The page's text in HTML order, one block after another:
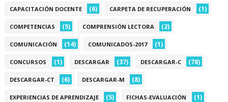
CAPACITACIÓN DOCENTE (6) CARPETA DE RECUPERACIÓN (1)
COMPETENCIAS (5) COMPRENSIÓN LECTORA (2)
COMUNICACIÓN (14) COMUNICADOS-2017 (1)
CONCURSOS (1) DESCARGAR (37) DESCARGAR-C (78)
DESCARGAR-CT (6) DESCARGAR-M (8)
EXPERIENCIAS DE APRENDIZAJE (5) FICHAS-EVALUACIÓN (1)